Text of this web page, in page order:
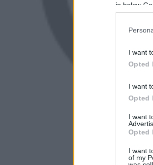
in below
I want
Opted
I want
Opted
I want
Opted
I want
of my